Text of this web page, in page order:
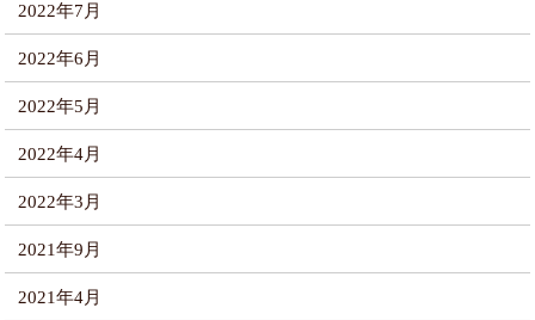
2022年7月
2022年6月
2022年5月
2022年4月
2022年3月
2021年9月
2021年4月